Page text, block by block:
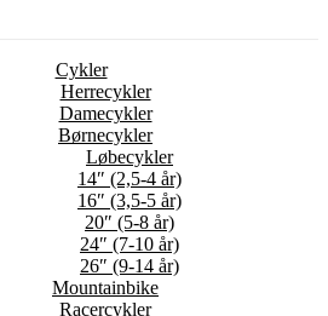
Cykler
Herrecykler
Damecykler
Børnecykler
Løbecykler
14″ (2,5-4 år)
16″ (3,5-5 år)
20″ (5-8 år)
24″ (7-10 år)
26″ (9-14 år)
Mountainbike
Racercykler